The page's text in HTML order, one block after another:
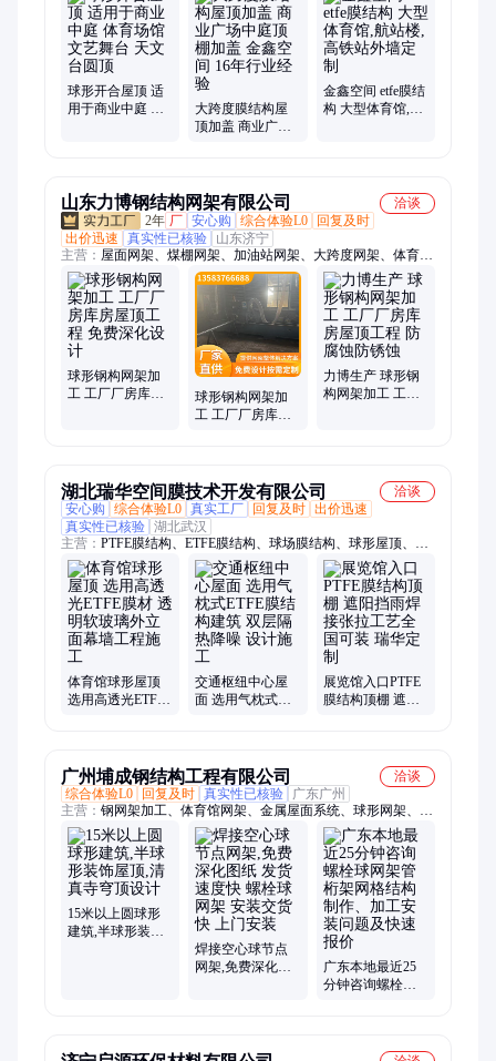
气膜结构、楼顶气膜馆、气膜篮球馆、气膜游泳馆、空间膜结
构、定制膜结构、篮球羽毛球、智能运动馆、智能恒温球场、恒
温恒湿气膜、空间充气膜定制、羽毛球馆气膜馆、电动遮阳伞、
织物幕墙、户外巨型遮阳伞
球形开合屋顶 适
用于商业中庭 体
大跨度膜结构屋
顶加盖 商业广场
金鑫空间 etfe膜结
构 大型体育馆,航
山东力博钢结构网架有限公司
洽谈
2年 厂 安心购 综合体验L0
回复及时
出价迅速
真实性已核验
山东济宁
主营： 屋面网架、煤棚网架、加油站网架、大跨度网架、体育馆
网架
球形钢构网架加
工 工厂厂房库房
球形钢构网架加
工 工厂厂房库房
力博生产 球形钢
构网架加工 工厂
湖北瑞华空间膜技术开发有限公司
洽谈
安心购
综合体验L0 真实工厂 回复及时 出价迅速
真实性已核验 湖北武汉
主营： PTFE膜结构、ETFE膜结构、球场膜结构、球形屋顶、停
车棚膜结构、体育场馆膜结构、看台膜结构、景观膜结构、充电
桩雨棚膜结构、织物幕墙、舞台膜结构
体育馆球形屋顶
选用高透光ETFE
交通枢纽中心屋
面 选用气枕式
展览馆入口PTFE
膜结构顶棚 遮阳
广州埔成钢结构工程有限公司
洽谈
综合体验L0
回复及时 真实性已核验
广东广州
主营： 钢网架加工、体育馆网架、金属屋面系统、球形网架、钢
结构、大跨度玻璃釆光顶、攀岩墙、玻璃幕墙、铝板幕墙、幕墙
工程、埔成网架、网架经验、玻璃雨棚、合金屋面板、玻璃阳光
房、网架帐篷房、干煤棚网架、加油站网架、攀岩比赛策划、工
业厂房网架、电梯井道钢架、粮食仓库网架、展馆网架结构
15米以上圆球形
建筑,半球形装饰
焊接空心球节点
网架,免费深化图
广东本地最近25
分钟咨询螺栓球